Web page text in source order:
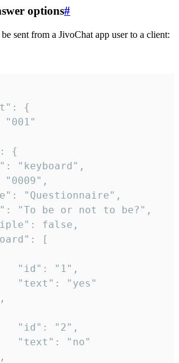
options#
sent from a JivoChat app user to a client: